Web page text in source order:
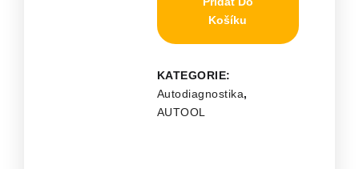
Košíku
KATEGORIE:
Autodiagnostika,
AUTOOL